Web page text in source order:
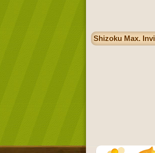
Shizoku Max.